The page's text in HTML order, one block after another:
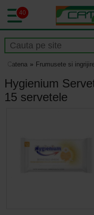
40
Catena Frumusete si
Hygienium
15 servetele